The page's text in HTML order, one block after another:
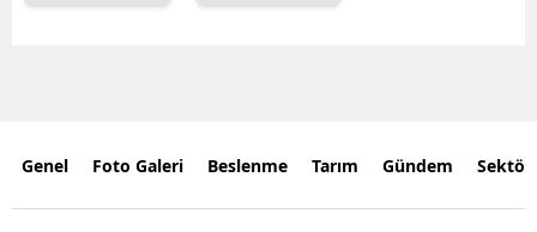
Genel Foto Galeri Beslenme Tarım Gündem